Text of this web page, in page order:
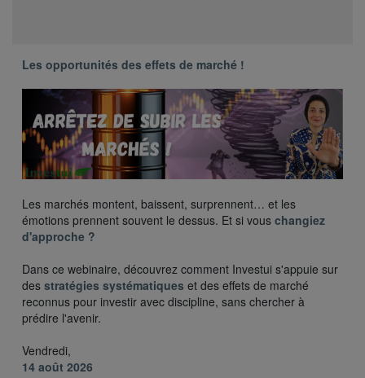
Les opportunités des effets de marché !
Les marchés montent, baissent, surprennent… et les
émotions prennent souvent le dessus. Et si vous changiez
d'approche ?
Dans ce webinaire, découvrez comment Investui s'appuie sur
des stratégies systématiques et des effets de marché
reconnus pour investir avec discipline, sans chercher à
prédire l'avenir.
Vendredi,
14 août 2026